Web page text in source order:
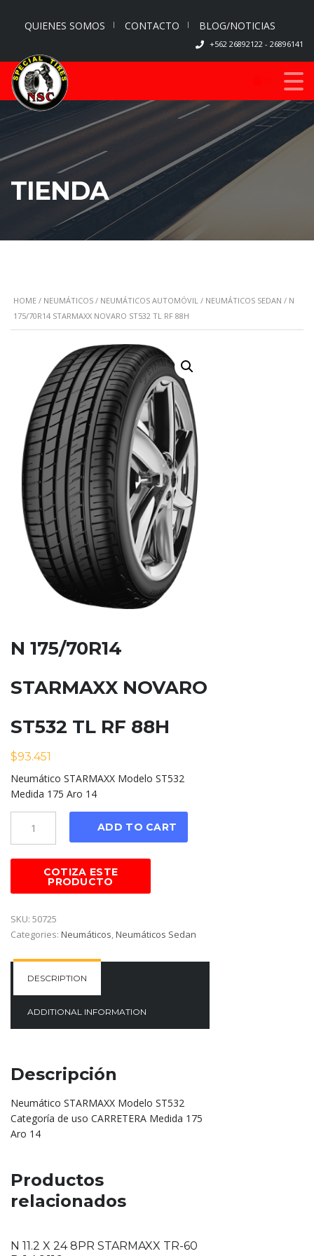
QUIENES SOMOS CONTACTO BLOG/NOTICIAS
+562 26892122 - 26896141
TIENDA
HOME / NEUMÁTICOS / NEUMÁTICOS AUTOMÓVIL / NEUMÁTICOS SEDAN / N
175/70R14 STARMAXX NOVARO ST532 TL RF 88H
N 175/70R14
STARMAXX NOVARO
ST532 TL RF 88H
$93.451
Neumático STARMAXX Modelo ST532
Medida 175 Aro 14
ADD TO CART
SKU: 50725
Categories: Neumáticos,Neumáticos Sedan
DESCRIPTION
ADDITIONAL INFORMATION
Descripción
Neumático STARMAXX Modelo ST532
Categoría de uso CARRETERA Medida 175
Aro 14
Productos
relacionados
N 11.2 X 24 8PR STARMAXX TR-60